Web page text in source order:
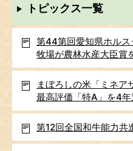
トピックス一覧
第44第回愛知県ホル
牧場が農林水産大臣賞
まぼろしの米「ミネア
最高評価「特A」を4
第12回全国和牛能力共